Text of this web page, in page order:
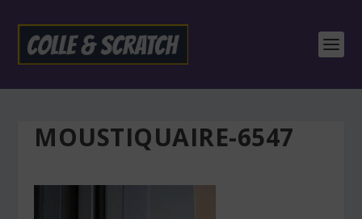
MOUSTIQUAIRE-6547